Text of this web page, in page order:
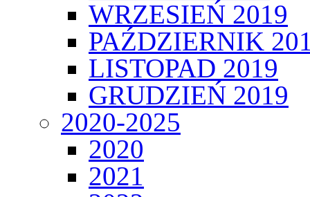
WRZESIEŃ 2019
PAŹDZIERNIK
LISTOPAD 2019
GRUDZIEŃ 2019
2020-2025
2020
2021